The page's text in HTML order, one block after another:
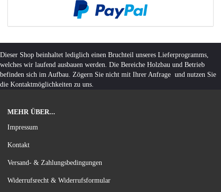
Dieser Shop beinhaltet lediglich einen Bruchteil unseres Lieferprogramms,
welches wir laufend ausbauen werden. Die Bereiche Holzbau und Betrieb
befinden sich im Aufbau. Zögern Sie nicht mit Ihrer Anfrage und nutzen Sie
die Kontaktmöglichkeiten zu uns.
MEHR ÜBER...
Impressum
Kontakt
Versand- & Zahlungsbedingungen
Widerrufsrecht & Widerrufsformular